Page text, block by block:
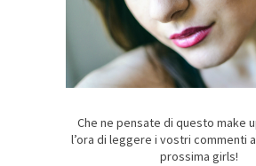
Che ne pensate di questo make
l’ora di leggere i vostri commenti
prossima girls!